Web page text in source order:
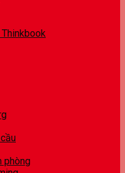
phòng